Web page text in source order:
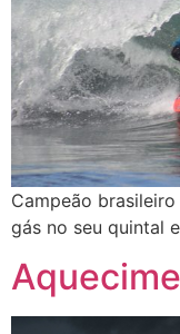
Campeão
gás no seu quintal